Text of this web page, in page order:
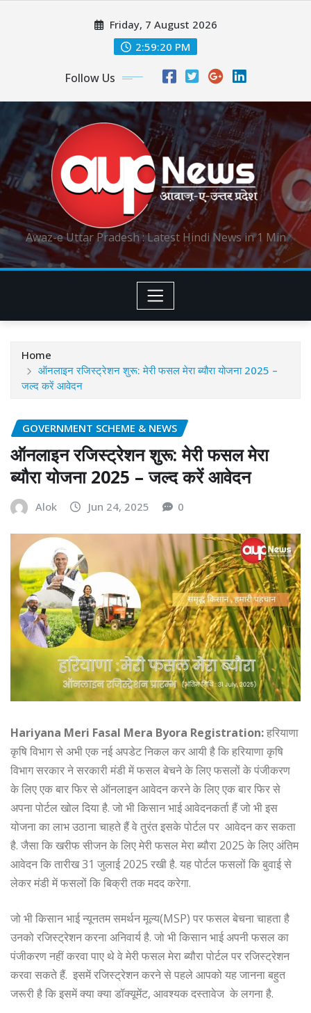
Friday, 7 August 2026
2:59:21 PM
Follow Us
Awaz-e Uttar Pradesh : Latest Hindi News in 1 Min
Home
ऑनलाइन रजिस्ट्रेशन शुरू: मेरी फसल मेरा ब्यौरा योजना 2025 –
जल्द करें आवेदन
GOVERNMENT SCHEME & NEWS
ऑनलाइन रजिस्ट्रेशन शुरू: मेरी फसल मेरा
ब्यौरा योजना 2025 – जल्द करें आवेदन
Alok Jun 24, 2025 0
Hariyana Meri Fasal Mera Byora Registration:हरियाणा
कृषि विभाग से अभी एक नई अपडेट निकल कर आयी है कि हरियाणा कृषि
विभाग सरकार ने सरकारी मंडी में फसल बेचने के लिए फसलों के पंजीकरण
के लिए एक बार फिर से ऑनलाइन आवेदन करने के लिए एक बार फिर से
अपना पोर्टल खोल दिया है. जो भी किसान भाई आवेदनकर्ता हैं जो भी इस
योजना का लाभ उठाना चाहते हैं वे तुरंत इसके पोर्टल पर आवेदन कर सकता
है. जैसा कि खरीफ सीजन के लिए मेरी फसल मेरा ब्यौरा 2025 के लिए अंतिम
आवेदन कि तारीख 31 जुलाई 2025 रखी है. यह पोर्टल फसलों कि बुवाई से
लेकर मंडी में फसलों कि बिक्री तक मदद करेगा.
जो भी किसान भाई न्यूनतम समर्थन मूल्य(MSP) पर फसल बेचना चाहता है
उनको रजिस्ट्रेशन करना अनिवार्य है. जो भी किसान भाई अपनी फसल का
पंजीकरण नहीं करवा पाए थे वे मेरी फसल मेरा ब्यौरा पोर्टल पर रजिस्ट्रेशन
करवा सकते हैं. इसमें रजिस्ट्रेशन करने से पहले आपको यह जानना बहुत
जरूरी है कि इसमें क्या क्या डॉक्यूमेंट, आवश्यक दस्तावेज के लगना है.